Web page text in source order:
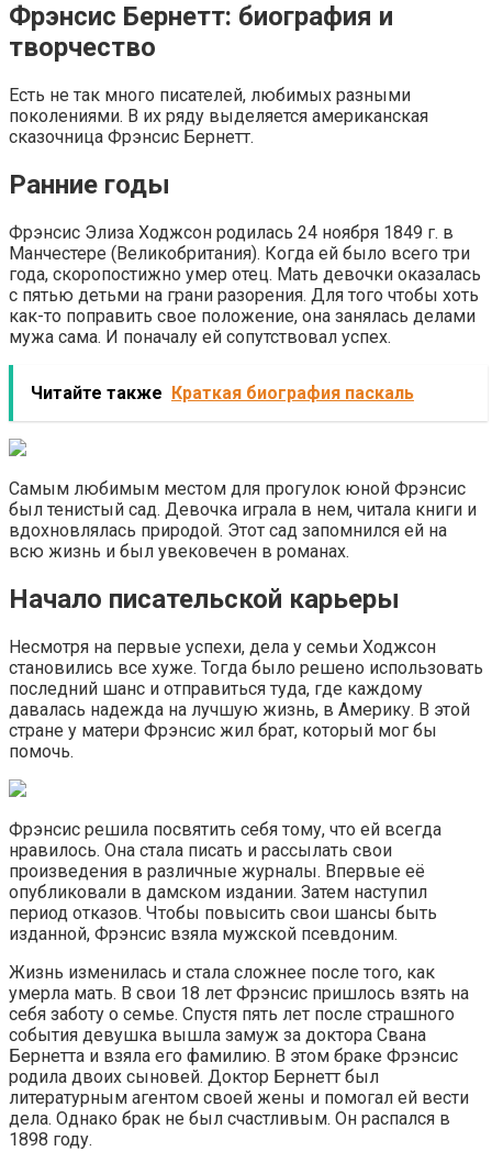
Фрэнсис Бернетт: биография и
творчество
Есть не так много писателей, любимых разными
поколениями. В их ряду выделяется американская
сказочница Фрэнсис Бернетт.
Ранние годы
Фрэнсис Элиза Ходжсон родилась 24 ноября 1849 г. в
Манчестере (Великобритания). Когда ей было всего три
года, скоропостижно умер отец. Мать девочки оказалась
с пятью детьми на грани разорения. Для того чтобы хоть
как-то поправить свое положение, она занялась делами
мужа сама. И поначалу ей сопутствовал успех.
Читайте также Краткая биография паскаль
Самым любимым местом для прогулок юной Фрэнсис
был тенистый сад. Девочка играла в нем, читала книги и
вдохновлялась природой. Этот сад запомнился ей на
всю жизнь и был увековечен в романах.
Начало писательской карьеры
Несмотря на первые успехи, дела у семьи Ходжсон
становились все хуже. Тогда было решено использовать
последний шанс и отправиться туда, где каждому
давалась надежда на лучшую жизнь, в Америку. В этой
стране у матери Фрэнсис жил брат, который мог бы
помочь.
Фрэнсис решила посвятить себя тому, что ей всегда
нравилось. Она стала писать и рассылать свои
произведения в различные журналы. Впервые её
опубликовали в дамском издании. Затем наступил
период отказов. Чтобы повысить свои шансы быть
изданной, Фрэнсис взяла мужской псевдоним.
Жизнь изменилась и стала сложнее после того, как
умерла мать. В свои 18 лет Фрэнсис пришлось взять на
себя заботу о семье. Спустя пять лет после страшного
события девушка вышла замуж за доктора Свана
Бернетта и взяла его фамилию. В этом браке Фрэнсис
родила двоих сыновей. Доктор Бернетт был
литературным агентом своей жены и помогал ей вести
дела. Однако брак не был счастливым. Он распался в
1898 году.